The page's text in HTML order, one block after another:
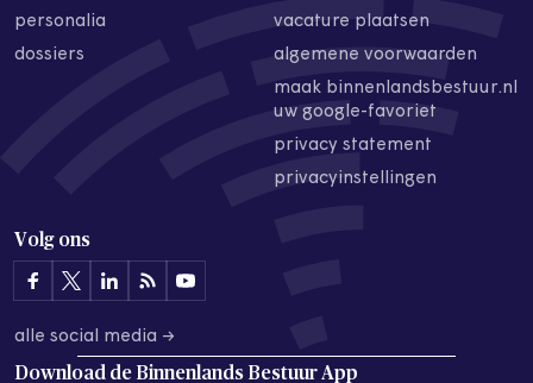
personalia
dossiers
vacature plaatsen
algemene voorwaarden
maak binnenlandsbestuur.nl
uw google-favoriet
privacy statement
privacyinstellingen
Volg ons
alle social media →
Download de Binnenlands Bestuur App